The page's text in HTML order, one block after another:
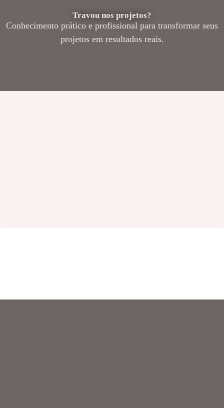
Travou nos projetos?
Conhecimento prático e profissional para transformar seus
projetos em resultados reais.